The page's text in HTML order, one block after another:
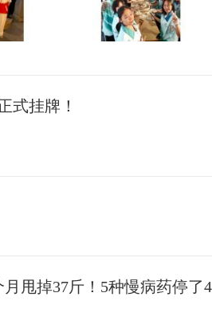
式挂牌！
甩掉37斤！5种慢病药停了4